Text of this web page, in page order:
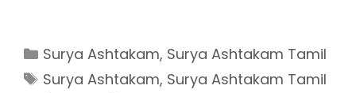
Categories
Surya Ashtakam, Surya Ashtakam Tamil
Tags
Surya Ashtakam, Surya Ashtakam Tamil